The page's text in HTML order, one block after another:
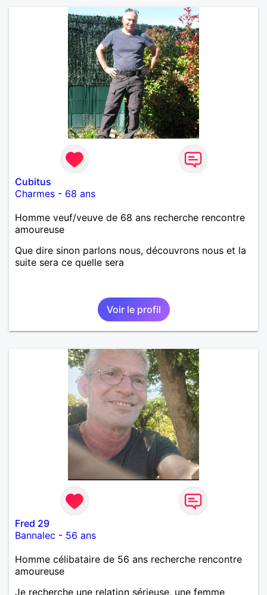
mais je compte m'installer à nouveau à l'ile de la
Réunion avant la fin 2026. Pierre
Cubitus
Charmes - 68 ans
Homme veuf/veuve de 68 ans recherche rencontre
amoureuse
Que dire sinon parlons nous, découvrons nous et la
suite sera ce quelle sera
Voir le profil
Fred 29
Bannalec - 56 ans
Homme célibataire de 56 ans recherche rencontre
amoureuse
Je recherche une relation sérieuse, une femme